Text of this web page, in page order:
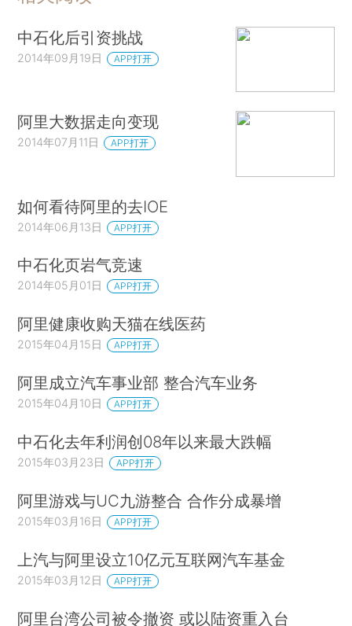
中石化后引资挑战
2014年09月19日 APP打开
阿里大数据走向变现
2014年07月11日 APP打开
如何看待阿里的去IOE
2014年06月13日 APP打开
中石化页岩气竞速
2014年05月01日 APP打开
阿里健康收购天猫在线医药
2015年04月15日 APP打开
阿里成立汽车事业部 整合汽车业务
2015年04月10日 APP打开
中石化去年利润创08年以来最大跌幅
2015年03月23日 APP打开
阿里游戏与UC九游整合 合作分成暴增
2015年03月16日 APP打开
上汽与阿里设立10亿元互联网汽车基金
2015年03月12日 APP打开
阿里台湾公司被令撤资 或以陆资重入台